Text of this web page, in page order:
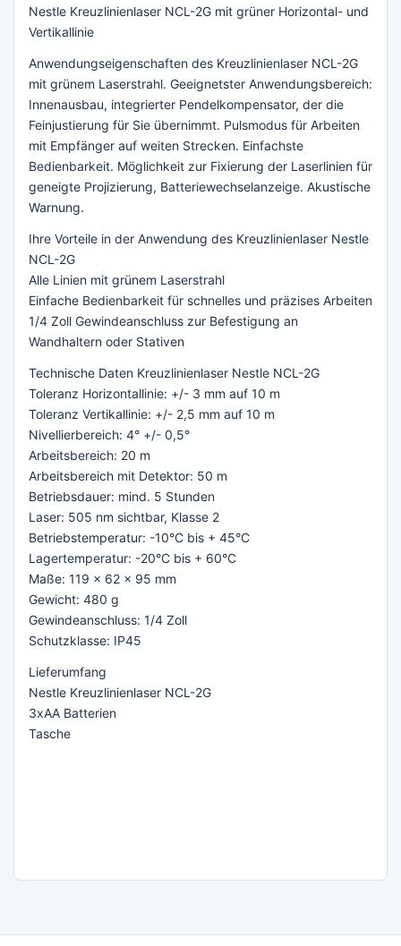
Nestle Kreuzlinienlaser NCL-2G mit grüner Horizontal- und
Vertikallinie
Anwendungseigenschaften des Kreuzlinienlaser NCL-2G
mit grünem Laserstrahl. Geeignetster Anwendungsbereich:
Innenausbau, integrierter Pendelkompensator, der die
Feinjustierung für Sie übernimmt. Pulsmodus für Arbeiten
mit Empfänger auf weiten Strecken. Einfachste
Bedienbarkeit. Möglichkeit zur Fixierung der Laserlinien für
geneigte Projizierung, Batteriewechselanzeige. Akustische
Warnung.
Ihre Vorteile in der Anwendung des Kreuzlinienlaser Nestle
NCL-2G
Alle Linien mit grünem Laserstrahl
Einfache Bedienbarkeit für schnelles und präzises Arbeiten
1/4 Zoll Gewindeanschluss zur Befestigung an
Wandhaltern oder Stativen
Technische Daten Kreuzlinienlaser Nestle NCL-2G
Toleranz Horizontallinie: +/- 3 mm auf 10 m
Toleranz Vertikallinie: +/- 2,5 mm auf 10 m
Nivellierbereich: 4° +/- 0,5°
Arbeitsbereich: 20 m
Arbeitsbereich mit Detektor: 50 m
Betriebsdauer: mind. 5 Stunden
Laser: 505 nm sichtbar, Klasse 2
Betriebstemperatur: -10°C bis + 45°C
Lagertemperatur: -20°C bis + 60°C
Maße: 119 x 62 x 95 mm
Gewicht: 480 g
Gewindeanschluss: 1/4 Zoll
Schutzklasse: IP45
Lieferumfang
Nestle Kreuzlinienlaser NCL-2G
3xAA Batterien
Tasche